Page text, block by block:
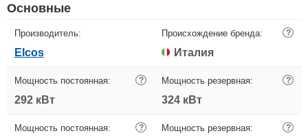
Основные
Производитель:
Elcos
Происхождение бренда: ?
Италия
Мощность постоянная: ?
292 кВт
Мощность резервная: ?
324 кВт
Мощность постоянная: ? Мощность резервная: ?